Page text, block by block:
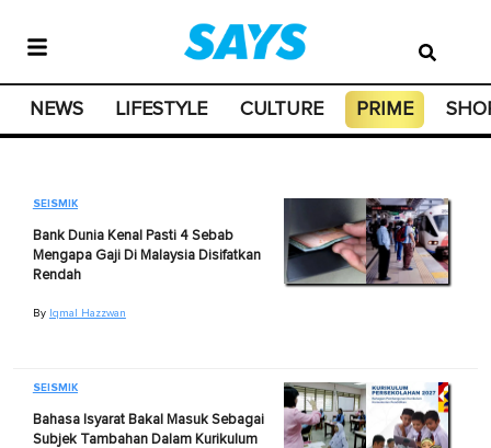
NEWS LIFESTYLE CULTURE PRIME
SEISMIK
Bank Dunia Kenal Pasti 4 Sebab
Mengapa Gaji Di Malaysia Disifatkan
Rendah
By Iqmal Hazzwan
SEISMIK
Bahasa Isyarat Bakal Masuk Sebagai
Subjek Tambahan Dalam Kurikulum